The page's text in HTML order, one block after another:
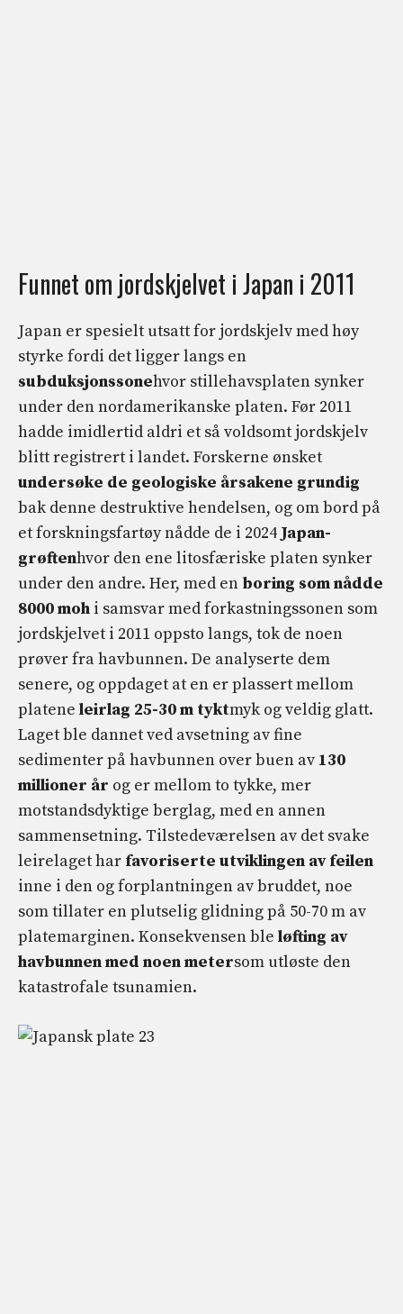
Funnet om jordskjelvet i Japan i 2011
Japan er spesielt utsatt for jordskjelv med høy
styrke fordi det ligger langs en
subduksjonssonehvor stillehavsplaten synker
under den nordamerikanske platen. Før 2011
hadde imidlertid aldri et så voldsomt jordskjelv
blitt registrert i landet. Forskerne ønsket
undersøke de geologiske årsakene grundig
bak denne destruktive hendelsen, og om bord på
et forskningsfartøy nådde de i 2024 Japan-
grøftenhvor den ene litosfæriske platen synker
under den andre. Her, med en boring som nådde
8000 moh i samsvar med forkastningssonen som
jordskjelvet i 2011 oppsto langs, tok de noen
prøver fra havbunnen. De analyserte dem
senere, og oppdaget at en er plassert mellom
platene leirlag 25-30 m tyktmyk og veldig glatt.
Laget ble dannet ved avsetning av fine
sedimenter på havbunnen over buen av 130
millioner år og er mellom to tykke, mer
motstandsdyktige berglag, med en annen
sammensetning. Tilstedeværelsen av det svake
leirelaget har favoriserte utviklingen av feilen
inne i den og forplantningen av bruddet, noe
som tillater en plutselig glidning på 50-70 m av
platemarginen. Konsekvensen ble løfting av
havbunnen med noen metersom utløste den
katastrofale tsunamien.